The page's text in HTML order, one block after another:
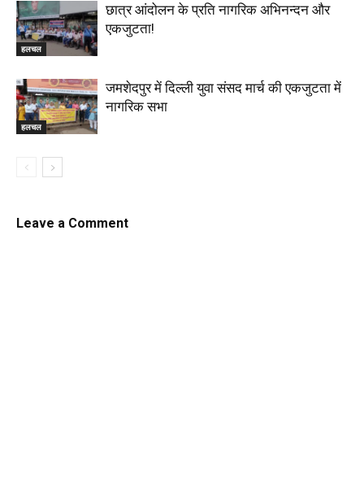
हलचल
छात्र आंदोलन के प्रति नागरिक अभिनन्दन और
एकजुटता!
हलचल
जमशेदपुर में दिल्ली युवा संसद मार्च की एकजुटता में
नागरिक सभा
Leave a Comment